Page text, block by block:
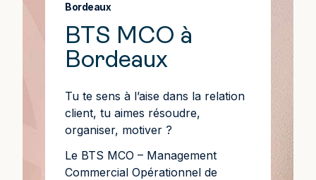
Bordeaux
BTS MCO à
Bordeaux
Tu te sens à l’aise dans la relation
client, tu aimes résoudre,
organiser, motiver ?
Le BTS MCO – Management
Commercial Opérationnel de